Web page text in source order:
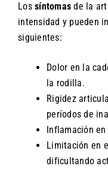
Los síntomas de la
intensidad y pueden
siguientes:
Dolor en la
la rodilla.
Rigidez
períodos de
Inflamación
Limitación en
dificultando